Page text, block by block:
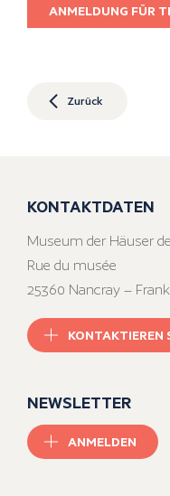
ANMELDUNG FÜR
Zurück
KONTAKTDATEN
Museum der Häuser
Rue du musée
25360 Nancray –
KONTAKTIEREN
NEWSLETTER
ANMELDEN